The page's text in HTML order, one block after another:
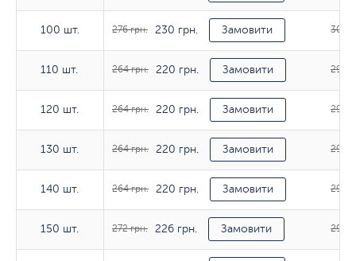
100 шт.
110 шт.
120 шт.
130 шт.
140 шт.
150 шт.
100 шт. 276 грн. 230 грн. Замовити 302
110 шт. 264 грн. 220 грн. Замовити 290
120 шт. 264 грн. 220 грн. Замовити 290
130 шт. 264 грн. 220 грн. Замовити 290
140 шт. 264 грн. 220 грн. Замовити 290
150 шт. 272 грн. 226 грн. Замовити 298